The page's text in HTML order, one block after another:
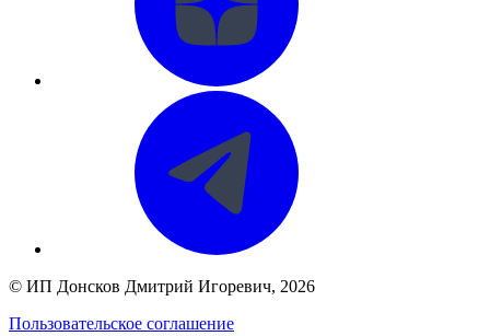
© ИП Донсков Дмитрий Игоревич, 2026
Пользовательское соглашение